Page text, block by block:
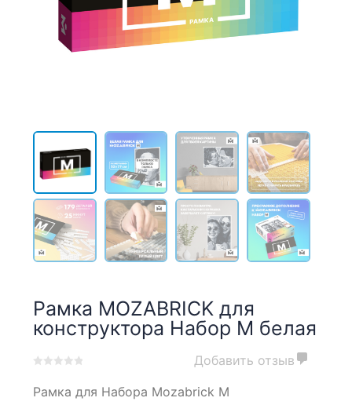
Рамка MOZABRICK для
конструктора Набор M белая
out
Добавить отзыв
Рамка для Набора Mozabrick M